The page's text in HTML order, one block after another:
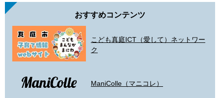
おすすめコンテンツ
こども真庭ICT（愛して）ネットワー
ク
ManiColle（マニコレ）